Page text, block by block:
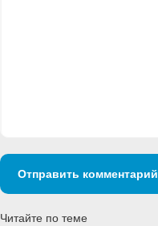
Отправить комментарий
Читайте по теме